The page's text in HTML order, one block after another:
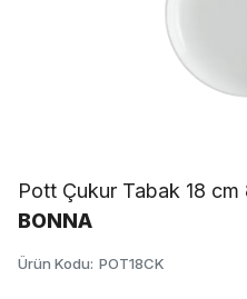
Pott Çukur Tabak 18
BONNA
Ürün Kodu: POT18CK